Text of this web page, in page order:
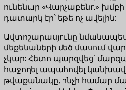
ունենար «Վարչաբենդ»
դատարկ էր՝ եթե ոչ ավելին:
Ավտոշարասյունը
մեքենաների մեծ մասում
չկար: Հետո պարզվեց՝
հաջողել ապահովել
թվաքանակը, ինչի համար